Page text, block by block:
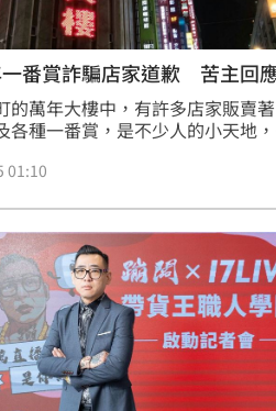
番賞詐騙店家道歉 苦主回
的萬年大樓中，有許多店家販賣
各種一番賞，是不少人的小天地
。去（2023）年8月，網紅孫生才踢
傳出有民眾抽完獎後，發現2支最
失不見，氣得當下直接報警。事
社群公開道歉，並承諾將會取
抽一番賞抽到報警的苦主也回應
01:10